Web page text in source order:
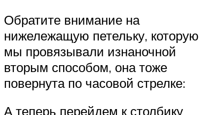
Обратите внимание на
нижележащую петельку, которую
мы провязывали изнаночной
вторым способом, она тоже
повернута по часовой стрелке:
А теперь перейдем к столбику